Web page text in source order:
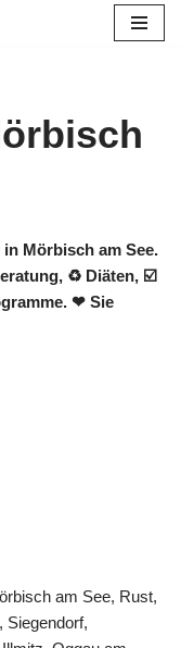
Mörbisch am See.
♻ Diäten, ☑️
❤ Sie